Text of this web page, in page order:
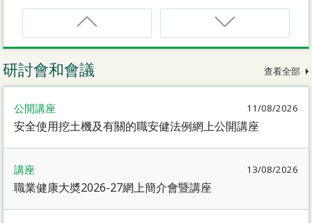
CNW(R)
密閉空間作業核准工人安全訓練重新甄審資格課程
動力操作升降工作台督導員課程
密閉空間作業合資格人士安全訓練課程
研討會和會議 查看全部
公開講座 11/08/2026
安全使用挖土機及有關的職安健法例網上公開講座
講座 13/08/2026
職業健康大奬2026-27網上簡介會暨講座